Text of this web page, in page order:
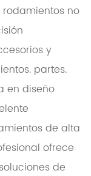
no
y
partes.
en diseño
de alta
ofrece
de